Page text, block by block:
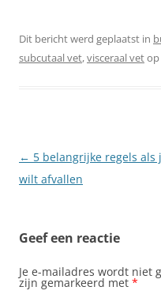
Dit bericht werd geplaatst in
subcutaal vet,visceraal vetop
Berichtnavigatie
← 5 belangrijke regels als
wilt afvallen
Geef een reactie
Je e-mailadres wordt niet
zijn gemarkeerd met *